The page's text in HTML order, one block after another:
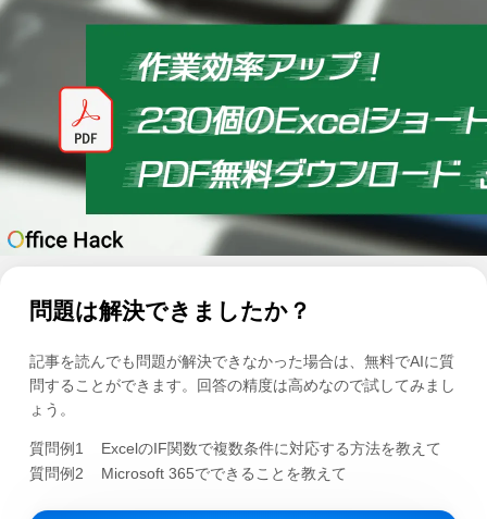
問題は解決できましたか？
記事を読んでも問題が解決できなかった場合は、無料でAIに質
問することができます。回答の精度は高めなので試してみまし
ょう。
質問例1
ExcelのIF関数で複数条件に対応する方法を教えて
質問例2
Microsoft 365でできることを教えて